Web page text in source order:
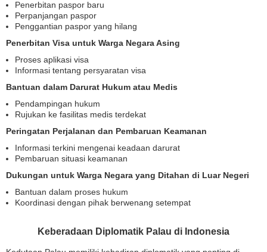
Penerbitan paspor baru
Perpanjangan paspor
Penggantian paspor yang hilang
Penerbitan Visa untuk Warga Negara Asing
Proses aplikasi visa
Informasi tentang persyaratan visa
Bantuan dalam Darurat Hukum atau Medis
Pendampingan hukum
Rujukan ke fasilitas medis terdekat
Peringatan Perjalanan dan Pembaruan Keamanan
Informasi terkini mengenai keadaan darurat
Pembaruan situasi keamanan
Dukungan untuk Warga Negara yang Ditahan di Luar Negeri
Bantuan dalam proses hukum
Koordinasi dengan pihak berwenang setempat
Keberadaan Diplomatik Palau di Indonesia